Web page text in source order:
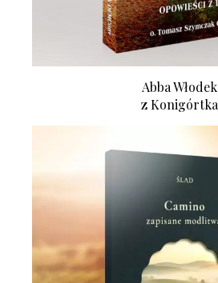
Abba Włodek
z Konigórtka